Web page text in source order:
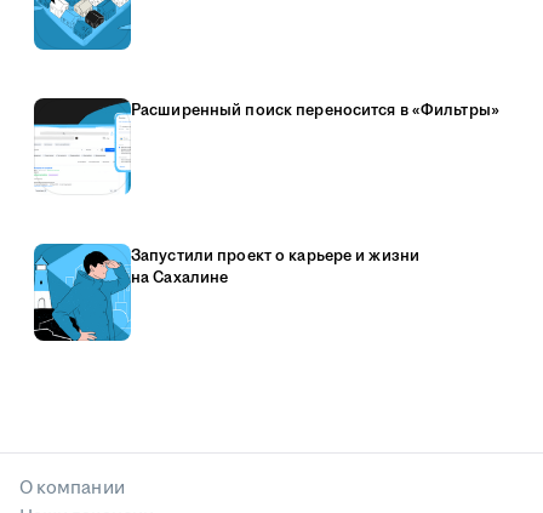
Расширенный поиск переносится в «Фильтры»
Запустили проект о карьере и жизни
на Сахалине
О компании